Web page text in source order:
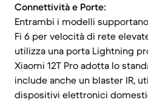
Connettività e Porte:
Entrambi i modelli
Fi 6 per velocità di rete
utilizza una porta Lightning
Xiaomi 12T Pro adotta lo
include anche un blaster IR,
dispositivi elettronici